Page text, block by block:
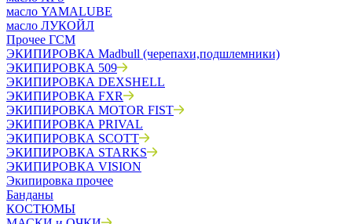
масло YAMALUBE
масло ЛУКОЙЛ
Прочее ГСМ
ЭКИПИРОВКА Madbull (черепахи,подшлемники)
ЭКИПИРОВКА 509
ЭКИПИРОВКА DEXSHELL
ЭКИПИРОВКА FXR
ЭКИПИРОВКА MOTOR FIST
ЭКИПИРОВКА PRIVAL
ЭКИПИРОВКА SCOTT
ЭКИПИРОВКА STARKS
ЭКИПИРОВКА VISION
Экипировка прочее
Банданы
КОСТЮМЫ